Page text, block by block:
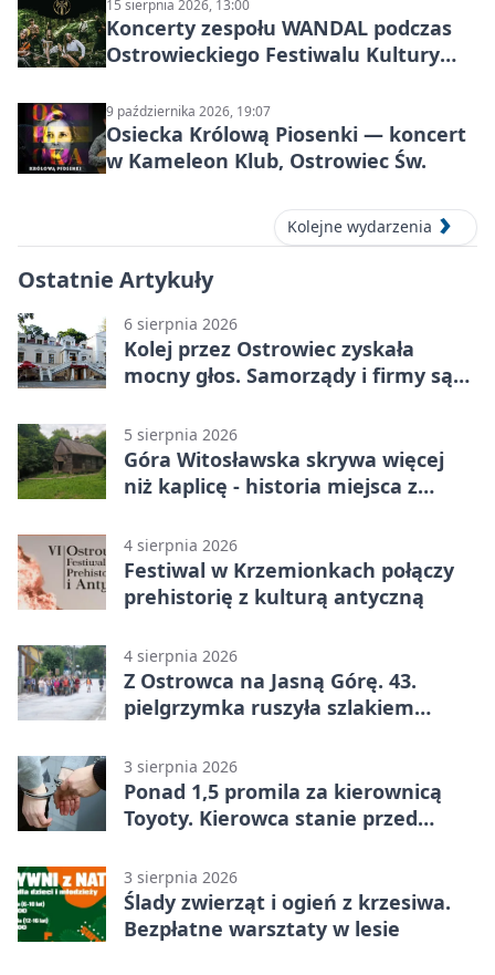
15 sierpnia 2026, 13:00
Koncerty zespołu WANDAL podczas
Ostrowieckiego Festiwalu Kultury
9 października 2026, 19:07
Osiecka Królową Piosenki — koncert
w Kameleon Klub, Ostrowiec Św.
Kolejne wydarzenia
Ostatnie Artykuły
6 sierpnia 2026
Kolej przez Ostrowiec zyskała
mocny głos. Samorządy i firmy są
5 sierpnia 2026
Góra Witosławska skrywa więcej
niż kaplicę - historia miejsca z
4 sierpnia 2026
Festiwal w Krzemionkach połączy
prehistorię z kulturą antyczną
4 sierpnia 2026
Z Ostrowca na Jasną Górę. 43.
pielgrzymka ruszyła szlakiem
3 sierpnia 2026
Ponad 1,5 promila za kierownicą
Toyoty. Kierowca stanie przed
3 sierpnia 2026
Ślady zwierząt i ogień z krzesiwa.
Bezpłatne warsztaty w lesie